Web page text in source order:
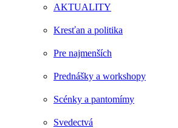
AKTUALITY
Kresťan a politika
Pre najmenších
Prednášky a workshopy
Scénky a pantomímy
Svedectvá